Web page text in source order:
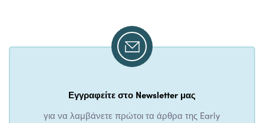
Εγγραφείτε στο Newsletter μας
για να λαμβάνετε πρώτοι τα άρθρα της Early